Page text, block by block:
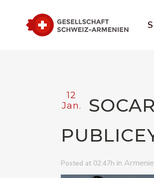
12
Jan.
Posted at 02:47h in